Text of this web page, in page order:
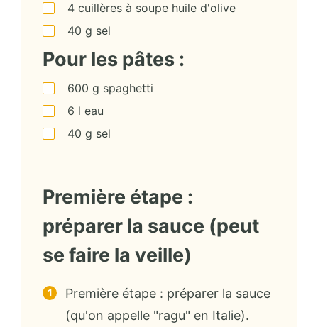
4 cuillères à soupe huile d'olive
40 g sel
Pour les pâtes :
600 g spaghetti
6 l eau
40 g sel
Première étape :
préparer la sauce (peut
se faire la veille)
Première étape : préparer la sauce
(qu'on appelle "ragu" en Italie).